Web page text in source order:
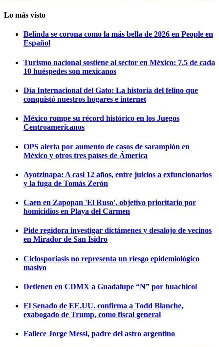
Lo más visto
Belinda se corona como la más bella de 2026 en People en
Español
Turismo nacional sostiene al sector en México: 7.5 de cada
10 huéspedes son mexicanos
Día Internacional del Gato: La historia del felino que
conquistó nuestros hogares e internet
México rompe su récord histórico en los Juegos
Centroamericanos
OPS alerta por aumento de casos de sarampión en
México y otros tres países de Ámerica
Ayotzinapa: A casi 12 años, entre juicios a exfuncionarios
y la fuga de Tomás Zerón
Caen en Zapopan 'El Ruso', objetivo prioritario por
homicidios en Playa del Carmen
Pide regidora investigar dictámenes y desalojo de vecinos
en Mirador de San Isidro
Ciclosporiasis no representa un riesgo epidemiológico
masivo
Detienen en CDMX a Guadalupe “N” por huachicol
El Senado de EE.UU. confirma a Todd Blanche,
exabogado de Trump, como fiscal general
Fallece Jorge Messi, padre del astro argentino